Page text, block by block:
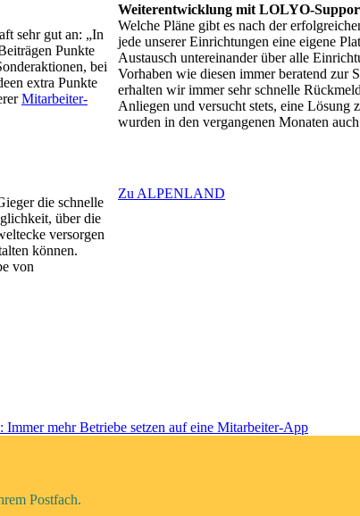
sehr gut an: „In
Punkte
bei
extra Punkte
Mitarbeiter-
die schnelle
über die
versorgen
können.
von
Weiterentwicklung mit LOLYO-
Welche Pläne gibt es nach der
jede unserer Einrichtungen eine eigene
Austausch untereinander über alle
Vorhaben wie diesen immer beratend zur
erhalten wir immer sehr schnelle
Anliegen und versucht stets, eine Lösung
wurden in den vergangenen Monaten
Zu ALPENLAND
Immer mehr Betriebe setzen auf eine Mitarbeiter-App
Postfach.